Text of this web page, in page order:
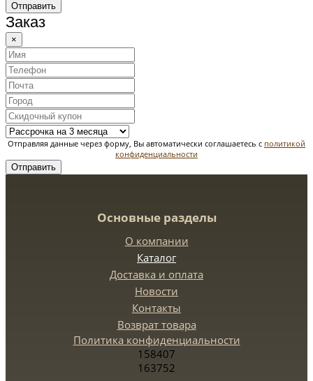
Отправить
Заказ
×
Отправляя данные через форму, Вы автоматически соглашаетесь с политикой
конфиденциальности
Отправить
Основные разделы
О компании
Каталог
Доставка и оплата
Новости
Контакты
Возврат товара
Политика конфиденциальности
158407
163752